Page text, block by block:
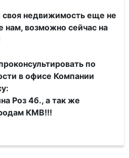
своя недвижимость еще не
нам, возможно сейчас на
по
в офисе Компании
Роз 4б., а так же
КМВ!!!